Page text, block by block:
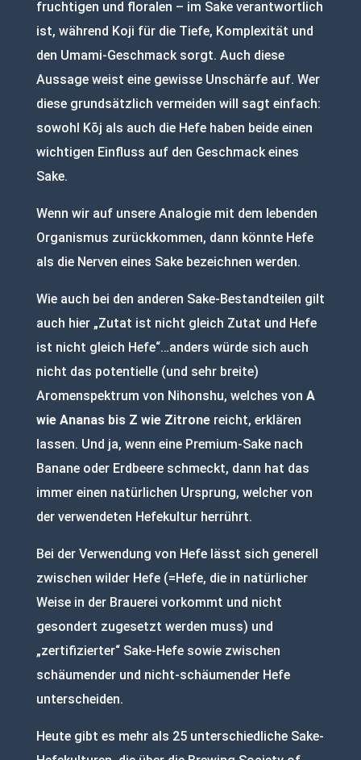
fruchtigen und floralen – im Sake verantwortlich
ist, während Koji für die Tiefe, Komplexität und
den Umami-Geschmack sorgt. Auch diese
Aussage weist eine gewisse Unschärfe auf. Wer
diese grundsätzlich vermeiden will sagt einfach:
sowohl Kōj als auch die Hefe haben beide einen
wichtigen Einfluss auf den Geschmack eines
Sake.
Wenn wir auf unsere Analogie mit dem lebenden
Organismus zurückkommen, dann könnte Hefe
als die Nerven eines Sake bezeichnen werden.
Wie auch bei den anderen Sake-Bestandteilen gilt
auch hier „Zutat ist nicht gleich Zutat und Hefe
ist nicht gleich Hefe“…anders würde sich auch
nicht das potentielle (und sehr breite)
Aromenspektrum von Nihonshu, welches von A
wie Ananas bis Z wie Zitrone reicht, erklären
lassen. Und ja, wenn eine Premium-Sake nach
Banane oder Erdbeere schmeckt, dann hat das
immer einen natürlichen Ursprung, welcher von
der verwendeten Hefekultur herrührt.
Bei der Verwendung von Hefe lässt sich generell
zwischen wilder Hefe (=Hefe, die in natürlicher
Weise in der Brauerei vorkommt und nicht
gesondert zugesetzt werden muss) und
„zertifizierter“ Sake-Hefe sowie zwischen
schäumender und nicht-schäumender Hefe
unterscheiden.
Heute gibt es mehr als 25 unterschiedliche Sake-